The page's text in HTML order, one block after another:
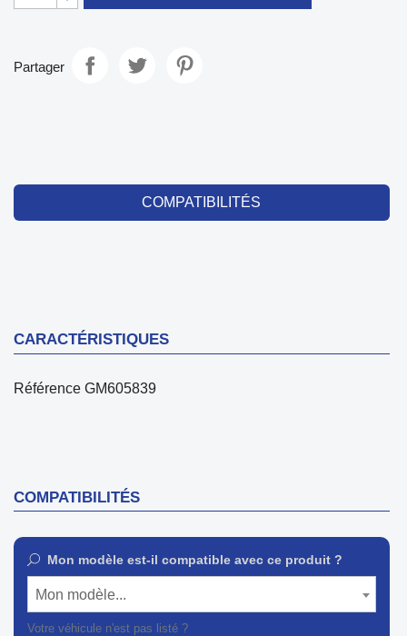
Partager
COMPATIBILITÉS
CARACTÉRISTIQUES
Référence GM605839
COMPATIBILITÉS
Mon modèle est-il compatible avec ce produit ?
Mon modèle...
Votre véhicule n'est pas listé ?